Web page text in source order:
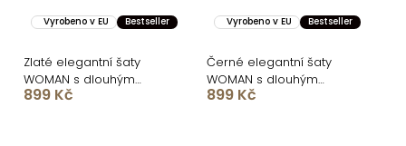
Vyrobeno v EU Bestseller
Zlaté elegantní šaty
WOMAN s dlouhým
rukávem
899 Kč
Vyrobeno v EU Bestseller
Černé elegantní šaty
WOMAN s dlouhým
rukávem
899 Kč